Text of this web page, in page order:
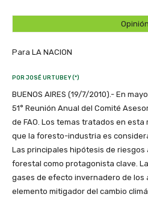
Opinión
Para LA NACION
POR JOSÉ URTUBEY (*)
BUENOS AIRES (19/7/2010).- En
51° Reunión Anual del Comité
de FAO. Los temas tratados en
que la foresto-industria es
Las principales hipótesis de
forestal como protagonista clave.
gases de efecto invernadero de los
elemento mitigador del cambio